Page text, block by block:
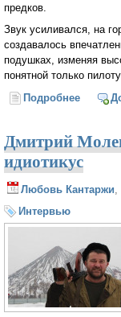
предков.
Звук усиливался, на
создавалось
подушках, изменяя
понятной только
Подробнее о Путь
Дмитрий
идиотикус
Любовь Кантаржи,
Интервью